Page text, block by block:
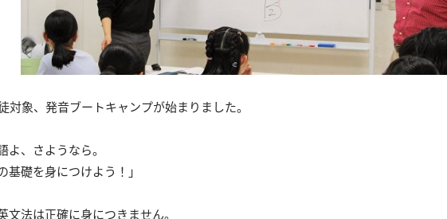
象、発音ブートキャンプが始まりました。
よ、さようなら。
礎を身につけよう！」
法は正確に身につきません。